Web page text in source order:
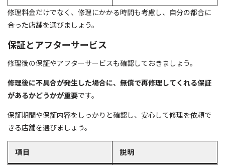
修理料金だけでなく、修理にかかる時間も考慮し、自分の都合に
合った店舗を選びましょう。
保証とアフターサービス
修理後の保証やアフターサービスも確認しておきましょう。
修理後に不具合が発生した場合に、無償で再修理してくれる保証
があるかどうかが重要です。
保証期間や保証内容をしっかりと確認し、安心して修理を依頼で
きる店舗を選びましょう。
項目 説明